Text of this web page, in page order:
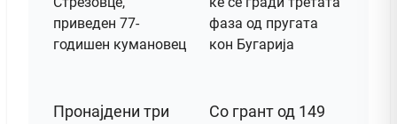
Пронајдени три
Со грант од 149